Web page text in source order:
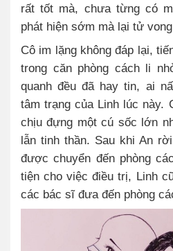
rất tốt mà, chưa từng có
phát hiện sớm mà lại tử
Cô im lặng không đáp lại,
trong căn phòng cách li
quanh đều đã hay tin, ai
tâm trạng của Linh lúc này.
chịu đựng một cú sốc lớn
lẫn tinh thần. Sau khi An
được chuyển đến phòng
tiện cho việc điều trị, Linh
các bác sĩ đưa đến phòng